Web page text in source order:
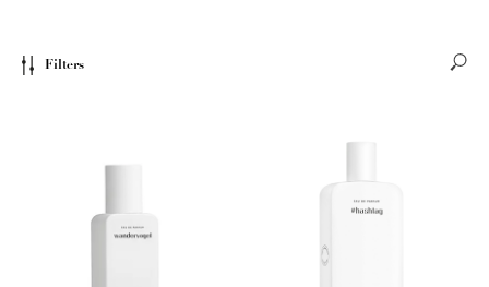
Filters